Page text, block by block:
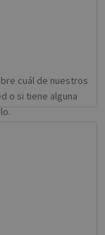
cuál de nuestros
o si tiene alguna